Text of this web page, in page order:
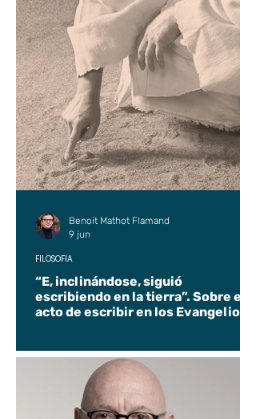
“E, inclinándose, siguió
escribiendo en la tierra”. Sobre el
acto de escribir en los Evangelios.
FILOSOFÍA
Benoit Mathot Flamand
9 jun